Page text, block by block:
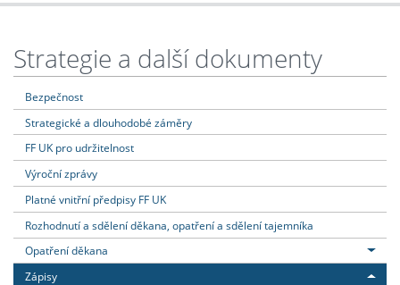
Strategie a další dokumenty
Bezpečnost
Strategické a dlouhodobé záměry
FF UK pro udržitelnost
Výroční zprávy
Platné vnitřní předpisy FF UK
Rozhodnutí a sdělení děkana, opatření a sdělení tajemníka
Opatření děkana
Zápisy